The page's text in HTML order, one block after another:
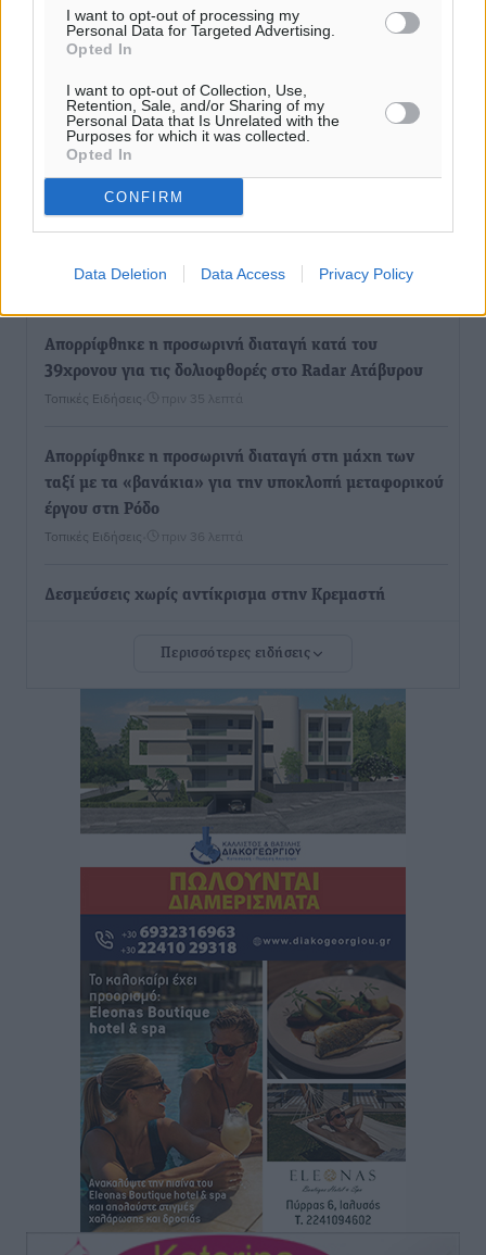
I want to opt-out of processing my
Personal Data for Targeted Advertising.
Opted In
I want to opt-out of Collection, Use,
Retention, Sale, and/or Sharing of my
Personal Data that Is Unrelated with the
Purposes for which it was collected.
Opted In
CONFIRM
Data Deletion Data Access Privacy Policy
Τοπικές Ειδήσεις• πριν 28 λεπτά
και μιλά για σκευωρία γνωστών μεταξύ τους
καταγγελλόντων
Τοπικές Ειδήσεις
Δήμος Ρόδου: Επήλθε συμβιβασμός με την οικογένεια
του θύματος του σοκαριστικού θανατηφόρου
πριν 34 λεπτά
Απορρίφθηκε η προσωρινή διαταγή κατά του
39χρονου για τις δολιοφθορές στο Radar Ατάβυρου
Τοπικές Ειδήσεις πριν 35 λεπτά
Απορρίφθηκε η προσωρινή διαταγή στη μάχη των
ταξί με τα «βανάκια» για την υποκλοπή μεταφορικού
έργου στη Ρόδο
Τοπικές Ειδήσεις πριν 36 λεπτά
Δεσμεύσεις χωρίς αντίκρισμα στην Κρεμαστή
μπορεί να αποτελέσει τη δεύτερη μεγάλη δύναμη της
Ρόδου»
Ρεπορτάζ πριν 38 λεπτά
Οικοδομική «ανάσα» στη Ρόδο: Αυξάνονται οι άδειες,
οι επεκτάσεις, οι ενεργειακές αναβαθμίσεις σε
ολόκληρο το νησί
πριν 38 λεπτά
Στη Ρόδο απολαμβάνει τις καλοκαιρινές της διακοπές
η Φαίη Σκορδά
Τοπικές Ειδήσεις• πριν 40 λεπτά
Χειρουργικές ομάδες στην Κάλυμνο: Το νέο μοντέλο
του ΕΣΥ φέρνει τις επεμβάσεις κοντά στους νησιώτες
Ρεπορτάζ • πριν 42 λεπτά
Οι χειροπέδες στην Πάρο έδεσαν τα χέρια όλης της
Αυτοδιοίκησης
Δημο-Κρίσεις• πριν 43 λεπτά
Περισσότερες ειδήσεις